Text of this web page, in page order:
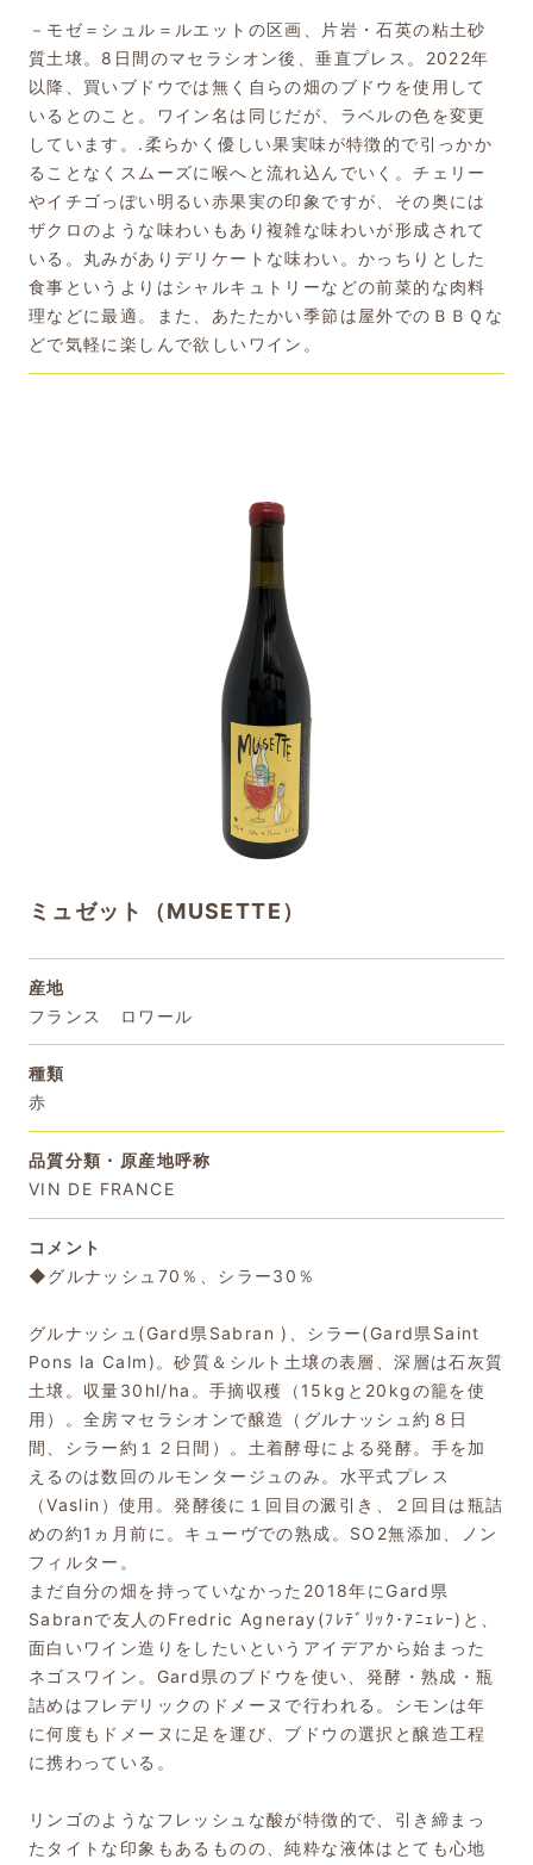
－モゼ＝シュル＝ルエットの区画、片岩・石英の粘土砂
質土壌。8日間のマセラシオン後、垂直プレス。2022年
以降、買いブドウでは無く自らの畑のブドウを使用して
いるとのこと。ワイン名は同じだが、ラベルの色を変更
しています。.柔らかく優しい果実味が特徴的で引っかか
ることなくスムーズに喉へと流れ込んでいく。チェリー
やイチゴっぽい明るい赤果実の印象ですが、その奥には
ザクロのような味わいもあり複雑な味わいが形成されて
いる。丸みがありデリケートな味わい。かっちりとした
食事というよりはシャルキュトリーなどの前菜的な肉料
理などに最適。また、あたたかい季節は屋外でのＢＢＱな
どで気軽に楽しんで欲しいワイン。
ミュゼット（MUSETTE）
産地
フランス ロワール
種類
赤
品質分類・原産地呼称
VIN DE FRANCE
コメント
◆グルナッシュ70％、シラー30％
グルナッシュ(Gard県Sabran )、シラー(Gard県Saint
Pons la Calm)。砂質＆シルト土壌の表層、深層は石灰質
土壌。収量30hl/ha。手摘収穫（15kgと20kgの籠を使
用）。全房マセラシオンで醸造（グルナッシュ約８日
間、シラー約１２日間）。土着酵母による発酵。手を加
えるのは数回のルモンタージュのみ。水平式プレス
（Vaslin）使用。発酵後に１回目の澱引き、２回目は瓶詰
めの約1ヵ月前に。キューヴでの熟成。SO2無添加、ノン
フィルター。
まだ自分の畑を持っていなかった2018年にGard県
Sabranで友人のFredric Agneray(ﾌﾚﾃﾞﾘｯｸ･ｱﾆｪﾚｰ)と、
面白いワイン造りをしたいというアイデアから始まった
ネゴスワイン。Gard県のブドウを使い、発酵・熟成・瓶
詰めはフレデリックのドメーヌで行われる。シモンは年
に何度もドメーヌに足を運び、ブドウの選択と醸造工程
に携わっている。
リンゴのようなフレッシュな酸が特徴的で、引き締まっ
たタイトな印象もあるものの、純粋な液体はとても心地